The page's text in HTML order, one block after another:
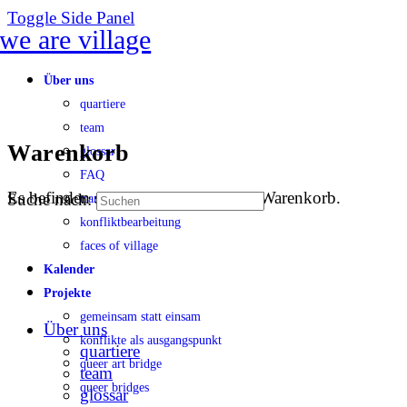
Toggle Side Panel
Über uns
quartiere
team
glossar
FAQ
transparenz
konfliktbearbeitung
faces of village
Kalender
Projekte
gemeinsam statt einsam
konflikte als ausgangspunkt
queer art bridge
queer bridges
Warenkorb
Es befinden sich keine Produkte im Warenkorb.
Suche nach:
Über uns
quartiere
team
glossar